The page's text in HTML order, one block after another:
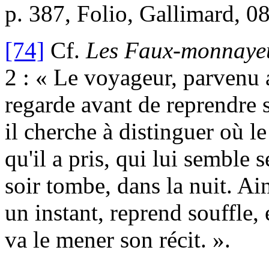
p. 387, Folio, Gallimard,
[74] Cf. Les Faux-
2 : « Le voyageur, parvenu
regarde avant de reprendre
il cherche à distinguer où
qu'il a pris, qui lui semble
soir tombe, dans la nuit.
un instant, reprend souffle,
va le mener son récit. ».